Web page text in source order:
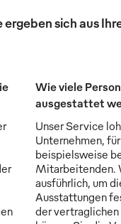
sich aus
Wie viele
ausgestattet
Unser Service
Unternehmen,
beispielsweise
Mitarbeitenden.
ausführlich, um
Ausstattungen
der